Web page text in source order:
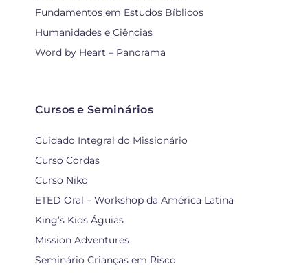
Fundamentos em Estudos Bíblicos
Humanidades e Ciências
Word by Heart – Panorama
Cursos e Seminários
Cuidado Integral do Missionário
Curso Cordas
Curso Niko
ETED Oral – Workshop da América Latina
King’s Kids Águias
Mission Adventures
Seminário Crianças em Risco